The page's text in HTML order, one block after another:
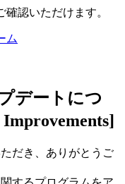
認いただけます。
ム
デートにつ
だき、ありがとうご